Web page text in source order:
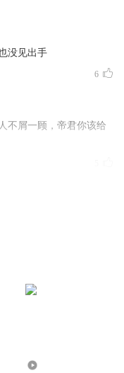
没见出手
6
不屑一顾，帝君你该给
友一个个被杀死？
使，说明这幻神宫宫主